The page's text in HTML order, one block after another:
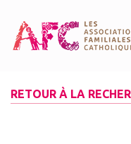
RETOUR À LA